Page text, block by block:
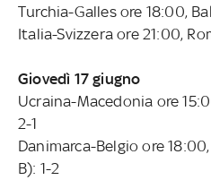
Turchia-Galles ore 18:00,
Italia-Svizzera ore 21:00,
Giovedì 17 giugno
Ucraina-Macedonia ore
2-1
Danimarca-Belgio ore
B): 1-2